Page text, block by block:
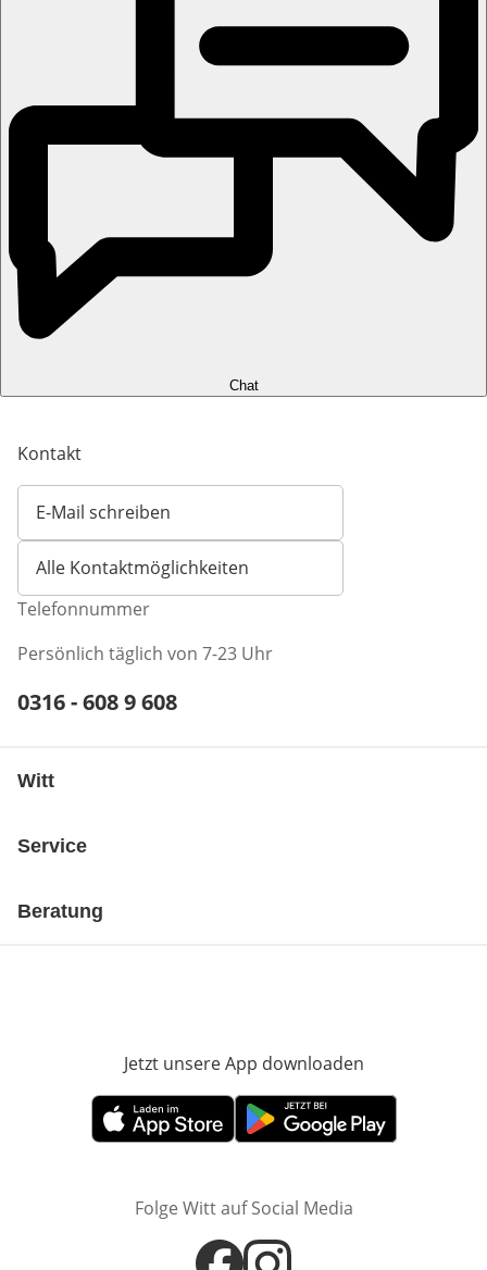
Chat
Kontakt
E-Mail schreiben
Öffnet E-Mail-Client
Alle Kontaktmöglichkeiten
Telefonnummer
Persönlich täglich von 7-23 Uhr
Telefonnummer:
0316 - 608 9 608
Witt
Service
Beratung
Jetzt unsere App downloaden
Öffnet in neuem FensterÖffnet in neuem Fenster
Folge Witt auf Social Media